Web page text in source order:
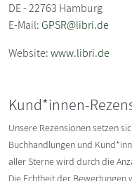
DE - 22763 Hamburg
E-Mail:GPSR@libri.de
Website:www.libri.de
Kund*innen-
Unsere Rezensionen setzen
Buchhandlungen und
aller Sterne wird durch die
Die Echtheit der